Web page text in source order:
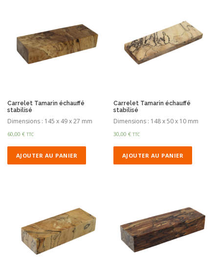
Carrelet Tamarin échauffé
stabilisé
Dimensions : 145 x 49 x 27 mm
60,00 € TTC
AJOUTER AU PANIER
Carrelet Tamarin échauffé
stabilisé
Dimensions : 148 x 50 x 10 mm
30,00€ TTC
AJOUTER AU PANIER